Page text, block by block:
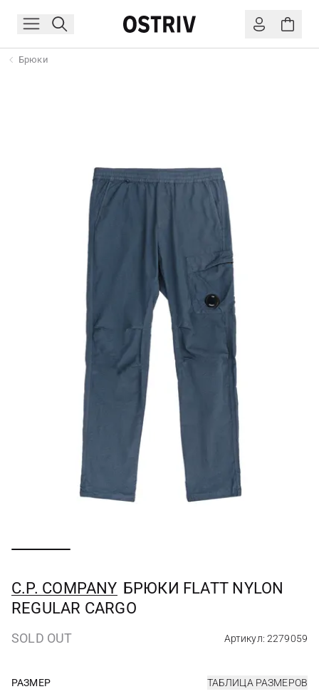
Брюки
C.P. COMPANY БРЮКИ FLATT NYLON
REGULAR CARGO
SOLD OUT Артикул: 2279059
РАЗМЕР ТАБЛИЦА РАЗМЕРОВ